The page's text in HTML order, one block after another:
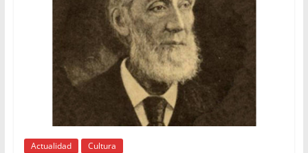
Actualidad Cultura